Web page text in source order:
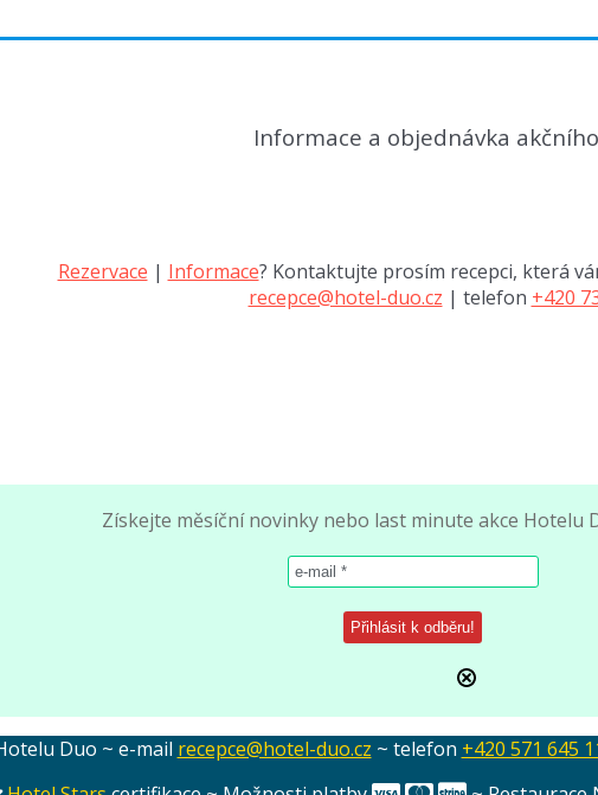
Informace a objednávka
Rezervace | Informace? Kontaktujte prosím recepci, která
recepce@hotel-duo.cz | telefon +420
Získejte měsíční novinky nebo last minute akce Hotelu
Duo ~ e-mail recepce@hotel-duo.cz ~ telefon +420 571 645